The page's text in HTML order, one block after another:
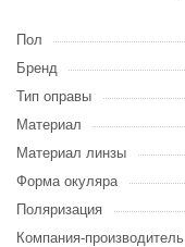
Пол
Бренд
Тип оправы
Материал
Материал линзы
Форма окуляра
Поляризация
Компания-производитель